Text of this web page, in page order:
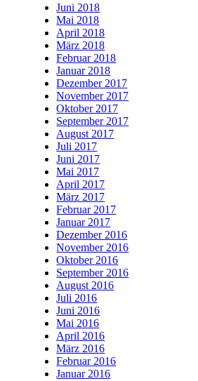
Juni 2018
Mai 2018
April 2018
März 2018
Februar 2018
Januar 2018
Dezember 2017
November 2017
Oktober 2017
September 2017
August 2017
Juli 2017
Juni 2017
Mai 2017
April 2017
März 2017
Februar 2017
Januar 2017
Dezember 2016
November 2016
Oktober 2016
September 2016
August 2016
Juli 2016
Juni 2016
Mai 2016
April 2016
März 2016
Februar 2016
Januar 2016